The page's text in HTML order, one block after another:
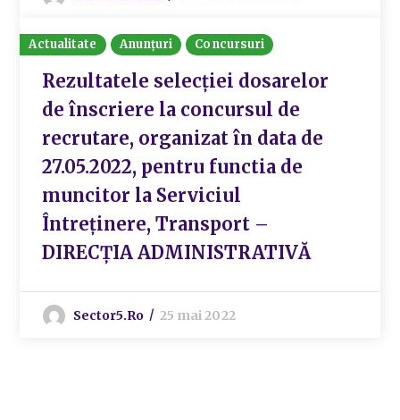
Actualitate Anunțuri Concursuri
Rezultatele selecţiei dosarelor
de înscriere la concursul de
recrutare, organizat în data de
27.05.2022, pentru functia de
muncitor la Serviciul
Întreținere, Transport –
DIRECȚIA ADMINISTRATIVĂ
Sector5.ro 25 mai 2022